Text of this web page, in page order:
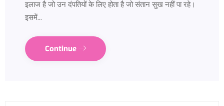
इलाज है जो उन दंपतियों के लिए होता है जो संतान सुख नहीं पा रहे।
इसमें…
Continue